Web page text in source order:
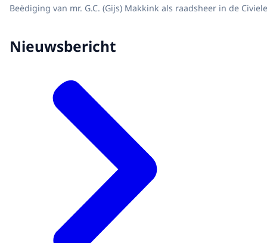
Beëdiging van mr. G.C. (Gijs) Makkink als raadsheer in de
Nieuwsbericht